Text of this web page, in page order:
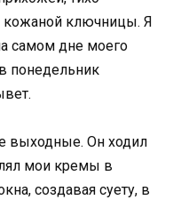
кожаной ключницы. Я
самом дне моего
понедельник
выходные. Он ходил
мои кремы в
создавая суету, в